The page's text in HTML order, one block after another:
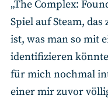
„The Complex:
Spiel auf Steam,
ist, was man so mit
identifizieren
für mich nochmal
einer mir zuvor